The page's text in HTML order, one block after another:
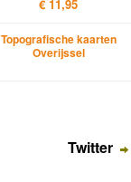
€ 11,95
Topografische kaarten
Overijssel
Twitter